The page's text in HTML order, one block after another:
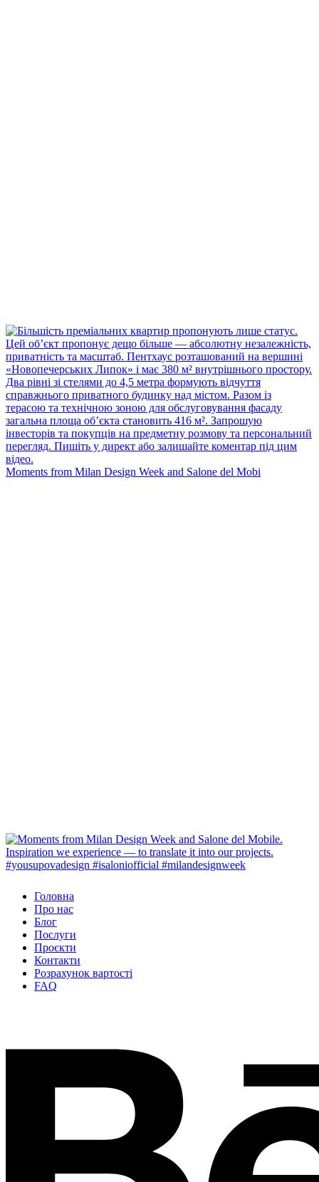
Moments from Milan Design Week and Salone del Mobi
Головна
Про нас
Блог
Послуги
Проєкти
Контакти
Розрахунок вартості
FAQ